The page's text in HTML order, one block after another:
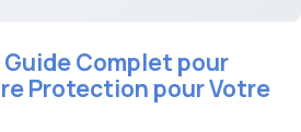
Complet pour
Protection pour Votre